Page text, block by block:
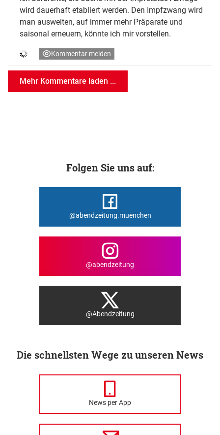
wird dauerhaft etabliert werden. Den Impfzwang wird
man ausweiten, auf immer mehr Präparate und
saisonal erneuern, könnte ich mir vorstellen.
Kommentar melden
Mehr Kommentare laden ...
Folgen Sie uns auf:
@abendzeitung.muenchen
@abendzeitung
@Abendzeitung
Die schnellsten Wege zu unseren News
News per App